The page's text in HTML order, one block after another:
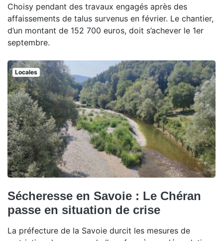
Choisy pendant des travaux engagés après des
affaissements de talus survenus en février. Le chantier,
d’un montant de 152 700 euros, doit s’achever le 1er
septembre.
Locales
Sécheresse en Savoie : Le Chéran
passe en situation de crise
La préfecture de la Savoie durcit les mesures de